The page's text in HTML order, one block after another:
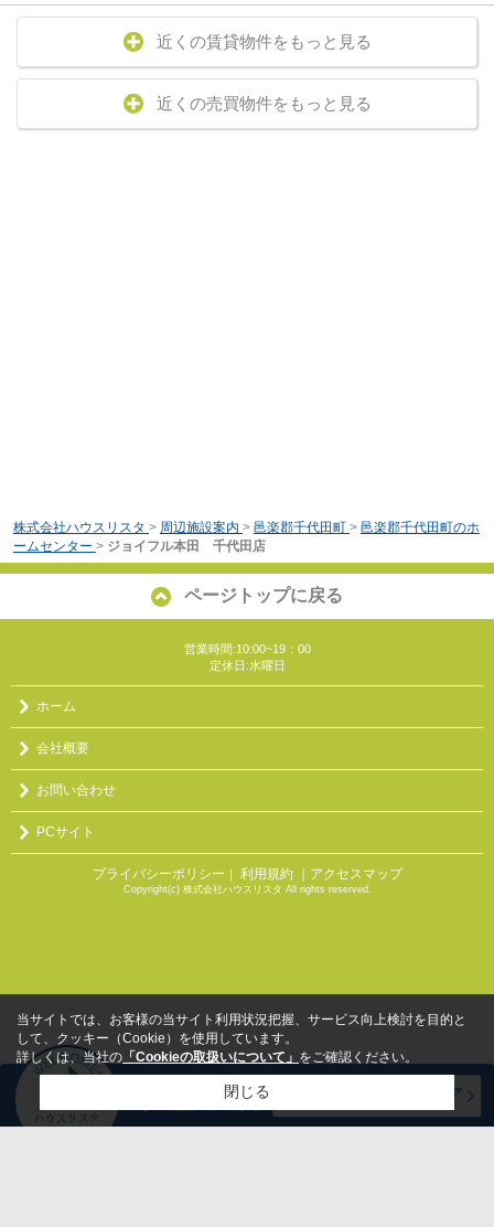
近くの賃貸物件をもっと見る
近くの売買物件をもっと見る
株式会社ハウスリスタ > 周辺施設案内 > 邑楽郡千代田町 > 邑楽郡千代田町のホ
ームセンター > ジョイフル本田 千代田店
ページトップに戻る
営業時間:10:00~19：00
定休日:水曜日
ホーム
会社概要
お問い合わせ
PCサイト
プライバシーポリシー ｜ 利用規約 ｜アクセスマップ
Copyright(c) 株式会社ハウスリスタ All rights reserved.
当サイトでは、お客様の当サイト利用状況把握、サービス向上検討を目的と
して、クッキー（Cookie）を使用しています。
詳しくは、当社の 「Cookieの取扱いについて」 をご確認ください。
閉じる